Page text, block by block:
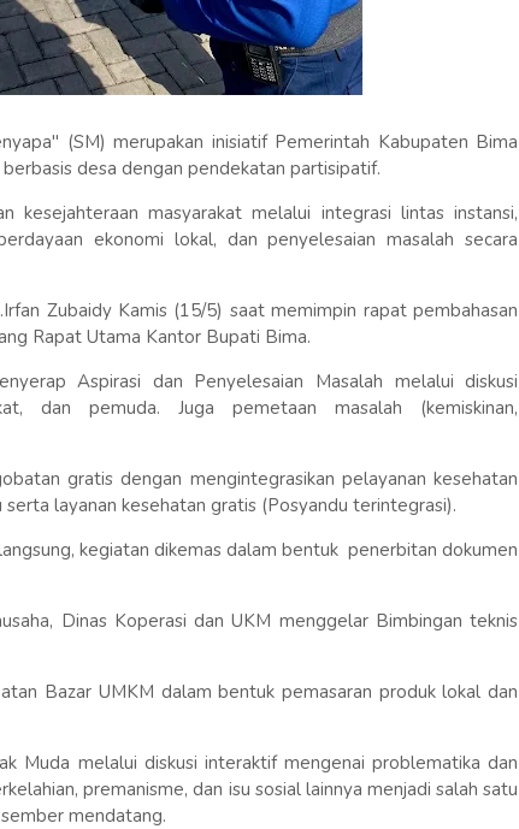
(SM) merupakan inisiatif Pemerintah Kabupaten Bima
desa dengan pendekatan partisipatif.
kesejahteraan masyarakat melalui integrasi lintas instansi,
ekonomi lokal, dan penyelesaian masalah secara
Zubaidy Kamis (15/5) saat memimpin rapat pembahasan
Rapat Utama Kantor Bupati Bima.
Aspirasi dan Penyelesaian Masalah melalui diskusi
dan pemuda. Juga pemetaan masalah (kemiskinan,
gratis dengan mengintegrasikan pelayanan kesehatan
layanan kesehatan gratis (Posyandu terintegrasi).
kegiatan dikemas dalam bentuk penerbitan dokumen
Dinas Koperasi dan UKM menggelar Bimbingan teknis
Bazar UMKM dalam bentuk pemasaran produk lokal dan
Muda melalui diskusi interaktif mengenai problematika dan
premanisme, dan isu sosial lainnya menjadi salah satu
mendatang.